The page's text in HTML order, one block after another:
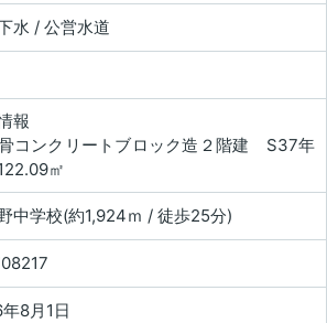
水 / 公営水道
報
骨コンクリートブロック造２階建 S37年
㎡
中学校(約1,924ｍ / 徒歩25分)
8月1日